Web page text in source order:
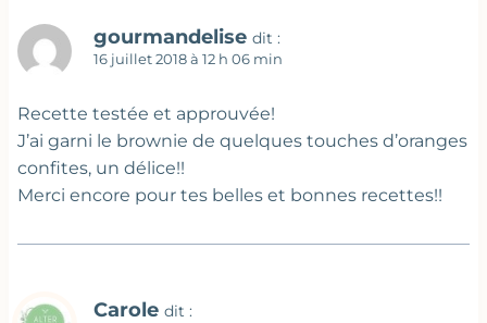
gourmandelise dit :
16 juillet 2018 à 12 h 06 min
Recette testée et approuvée!
J’ai garni le brownie de quelques touches d’oranges
confites, un délice!!
Merci encore pour tes belles et bonnes recettes!!
Carole dit :